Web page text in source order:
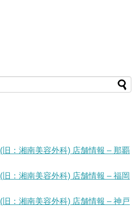
：湘南美容外科) 店舗情報 – 那覇
：湘南美容外科) 店舗情報 – 福岡
：湘南美容外科) 店舗情報 – 神戸